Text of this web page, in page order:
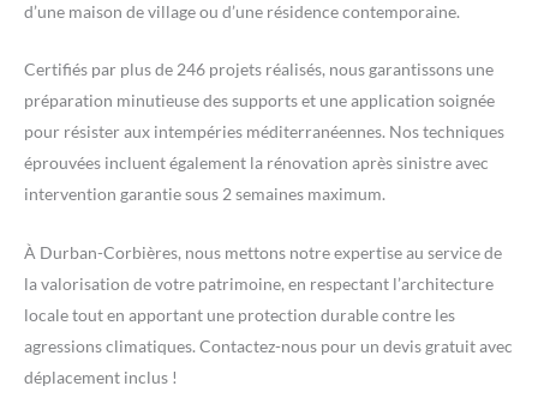
d’une maison de village ou d’une résidence contemporaine.
Certifiés par plus de 246 projets réalisés, nous garantissons une
préparation minutieuse des supports et une application soignée
pour résister aux intempéries méditerranéennes. Nos techniques
éprouvées incluent également la rénovation après sinistre avec
intervention garantie sous 2 semaines maximum.
À Durban-Corbières, nous mettons notre expertise au service de
la valorisation de votre patrimoine, en respectant l’architecture
locale tout en apportant une protection durable contre les
agressions climatiques. Contactez-nous pour un devis gratuit avec
déplacement inclus !